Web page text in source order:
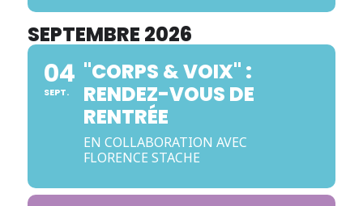
SEPTEMBRE 2026
04
SEPT.
"CORPS & VOIX" :
RENDEZ-VOUS DE
RENTRÉE
EN COLLABORATION AVEC
FLORENCE STACHE